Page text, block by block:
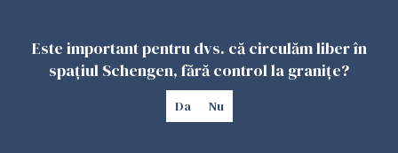
Patronii spun că România riscă să piardă
Este important pentru dvs. că circulăm liber în
spațiul Schengen, fără control la granițe?
Da Nu